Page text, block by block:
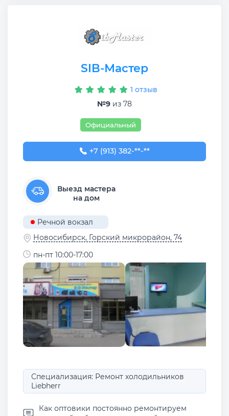
SIB-Мастер
1 отзыв
№9 из 78
Официальный
+7 (913) 382-09-50
+7 (913) 382-**-**
Выезд мастера
на дом
Речной вокзал
Новосибирск, ​Горский микрорайон, 74
пн-пт 10:00-17:00
Специализация: Ремонт холодильников
Liebherr
Как оптовики постоянно ремонтируем